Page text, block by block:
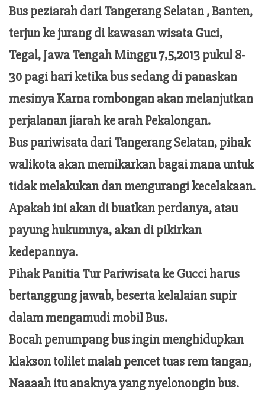
Bus peziarah dari Tangerang Selatan , Banten,
terjun ke jurang di kawasan wisata Guci,
Tegal, Jawa Tengah Minggu 7,5,2013 pukul 8-
30 pagi hari ketika bus sedang di panaskan
mesinya Karna rombongan akan melanjutkan
perjalanan jiarah ke arah Pekalongan.
Bus pariwisata dari Tangerang Selatan, pihak
walikota akan memikarkan bagai mana untuk
tidak melakukan dan mengurangi kecelakaan.
Apakah ini akan di buatkan perdanya, atau
payung hukumnya, akan di pikirkan
kedepannya.
Pihak Panitia Tur Pariwisata ke Gucci harus
bertanggung jawab, beserta kelalaian supir
dalam mengamudi mobil Bus.
Bocah penumpang bus ingin menghidupkan
klakson tolilet malah pencet tuas rem tangan,
Naaaah itu anaknya yang nyelonongin bus.